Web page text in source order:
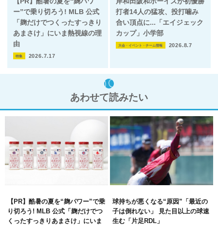
ー”で乗り切ろう! MLB 公式
「麹だけでつくったすっきり
あまさけ」にいま熱視線の理
由
特集 2026.7.17
打者14人の猛攻、投打噛み
合い頂点に...「エイジェック
カップ」小学部
大会・イベント・チーム情報 2026.8.7
あわせて読みたい
【PR】酷暑の夏を“麹パワー”で乗
り切ろう! MLB 公式「麹だけでつ
くったすっきりあまさけ」にいま
球持ちが悪くなる“原因”「最近の
子は倒れない」 見た目以上の球速
生む「片足RDL」